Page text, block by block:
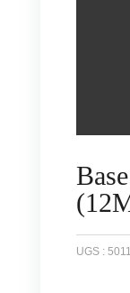
UGS :